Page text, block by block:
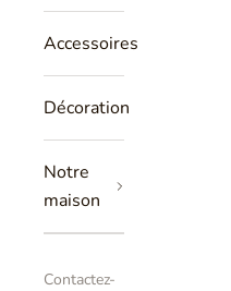
Accessoires
Décoration
Notre
maison
Contactez-